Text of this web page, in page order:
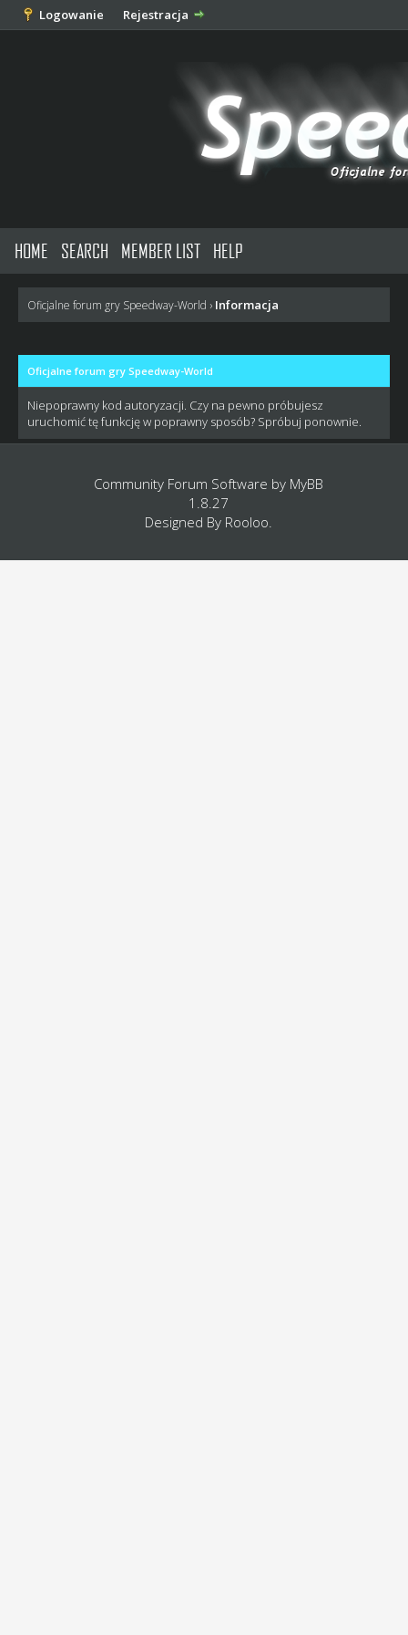
Logowanie Rejestracja
HOME SEARCH MEMBER LIST HELP
Oficjalne forum gry Speedway-World › Informacja
Oficjalne forum gry Speedway-World
Niepoprawny kod autoryzacji. Czy na pewno próbujesz
uruchomić tę funkcję w poprawny sposób? Spróbuj ponownie.
Community Forum Software by MyBB
1.8.27
Designed By Rooloo.